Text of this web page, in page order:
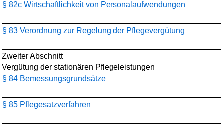
§ 82c Wirtschaftlichkeit von Personalaufwendungen
§ 83 Verordnung zur Regelung der Pflegevergütung
Zweiter Abschnitt
Vergütung der stationären Pflegeleistungen
§ 84 Bemessungsgrundsätze
§ 85 Pflegesatzverfahren